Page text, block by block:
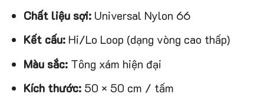
Chất liệu sợi:Universal Nylon 66
Kết cấu:Hi/Lo Loop (dạng vòng cao thấp)
Màu sắc:Tông xám hiện đại
Kích thước:50 × 50 cm / tấm